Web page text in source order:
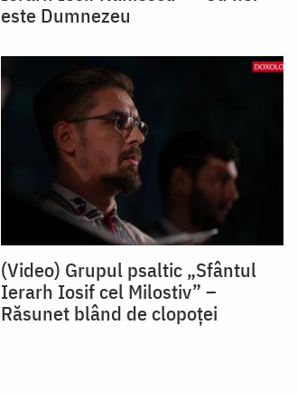
este Dumnezeu
(Video) Grupul psaltic „Sfântul
Ierarh Iosif cel Milostiv” –
Răsunet blând de clopoței